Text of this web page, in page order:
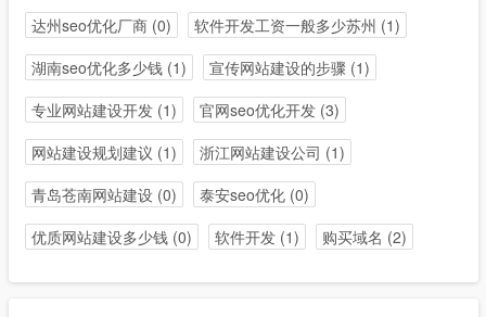
达州seo优化厂商(0) 软件开发工资一般多少苏州 (1)
湖南seo优化多少钱(1) 宣传网站建设的步骤 (1)
专业网站建设开发(1) 官网seo优化开发(3)
网站建设规划建议 (1) 浙江网站建设公司 (1)
青岛苍南网站建设(0) 泰安seo优化(0)
优质网站建设多少钱(0) 软件开发(1) 购买域名 (2)